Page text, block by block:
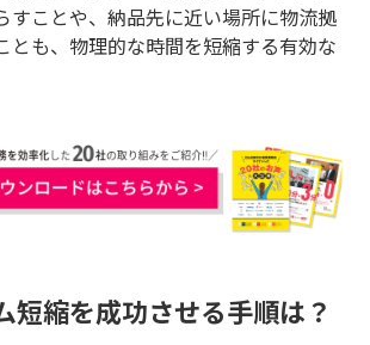
すことや、納品先に近い場所に物流拠
とも、物理的な時間を短縮する有効な
短縮を成功させる手順は？